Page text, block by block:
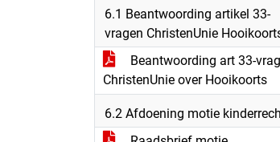
6.1 Beantwoording artikel 33-
vragen ChristenUnie
Beantwoording art 33-
ChristenUnie over Hooikoorts
6.2 Afdoening motie